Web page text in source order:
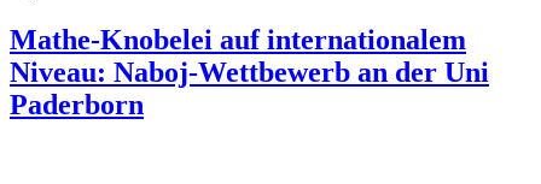
Mathe-Knobelei auf internationalem
Niveau: Naboj-Wettbewerb an der Uni
Paderborn